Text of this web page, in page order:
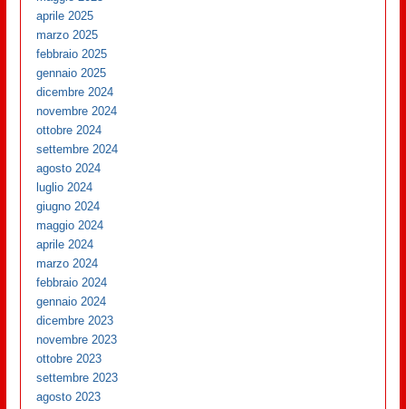
aprile 2025
marzo 2025
febbraio 2025
gennaio 2025
dicembre 2024
novembre 2024
ottobre 2024
settembre 2024
agosto 2024
luglio 2024
giugno 2024
maggio 2024
aprile 2024
marzo 2024
febbraio 2024
gennaio 2024
dicembre 2023
novembre 2023
ottobre 2023
settembre 2023
agosto 2023